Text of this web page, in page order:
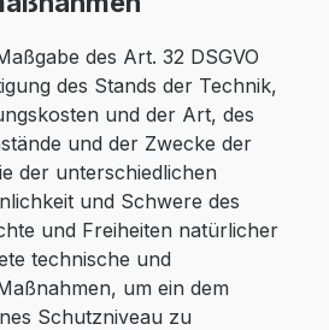
des Art. 32 DSGVO
des Stands der Technik,
und der Art, des
und der Zwecke der
der unterschiedlichen
und Schwere des
und Freiheiten natürlicher
technische und
um ein dem
Schutzniveau zu